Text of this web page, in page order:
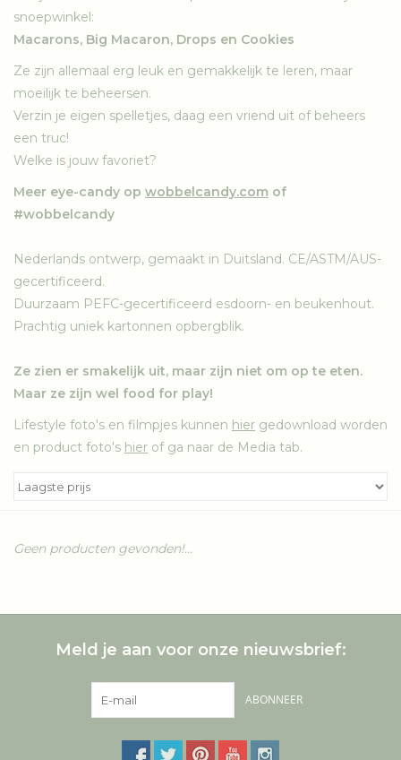
snoepwinkel:
Macarons, Big Macaron, Drops en Cookies
Ze zijn allemaal erg leuk en gemakkelijk te leren, maar
moeilijk te beheersen.
Verzin je eigen spelletjes, daag een vriend uit of beheers
een truc!
Welke is jouw favoriet?
Meer eye-candy op wobbelcandy.com of
#wobbelcandy
Nederlands ontwerp, gemaakt in Duitsland. CE/ASTM/AUS-
gecertificeerd.
Duurzaam PEFC-gecertificeerd esdoorn- en beukenhout.
Prachtig uniek kartonnen opbergblik.
Ze zien er smakelijk uit, maar zijn niet om op te eten.
Maar ze zijn wel food for play!
Lifestyle foto's en filmpjes kunnen hier gedownload worden
en product foto's hier of ga naar de Media tab.
Geen producten gevonden!...
Meld je aan voor onze nieuwsbrief:
ABONNEER